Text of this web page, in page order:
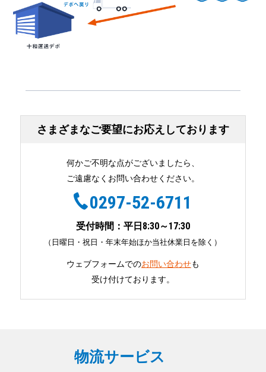
さまざまなご要望にお応えしております
何かご不明な点がございましたら、
ご遠慮なくお問い合わせください。
0297-52-6711
受付時間：平日8:30～17:30
（日曜日・祝日・年末年始ほか当社休業日を除く）
ウェブフォームでのお問い合わせも
受け付けております。
物流サービス